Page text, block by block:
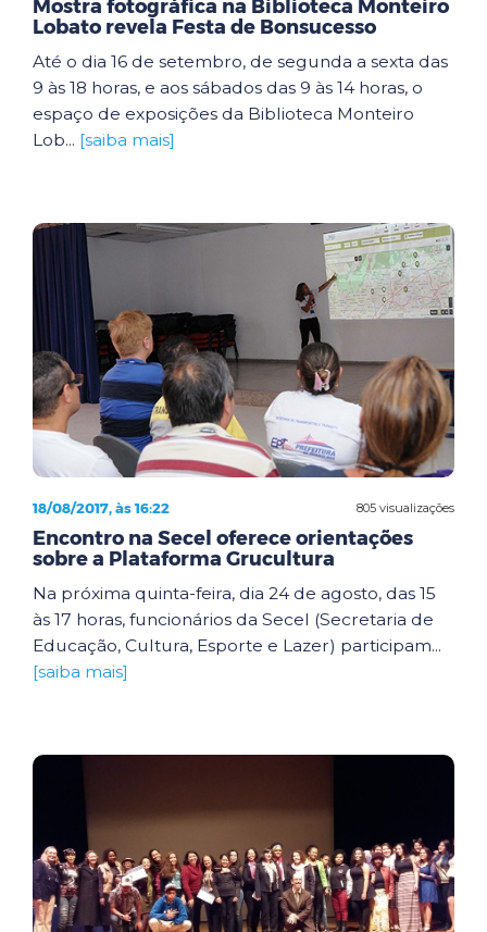
Mostra fotográfica na Biblioteca Monteiro
Lobato revela Festa de Bonsucesso
Até o dia 16 de setembro, de segunda a sexta das
9 às 18 horas, e aos sábados das 9 às 14 horas, o
espaço de exposições da Biblioteca Monteiro
Lob... [saiba mais]
805 visualizações
18/08/2017, às 16:22
Encontro na Secel oferece orientações
sobre a Plataforma Grucultura
Na próxima quinta-feira, dia 24 de agosto, das 15
às 17 horas, funcionários da Secel (Secretaria de
Educação, Cultura, Esporte e Lazer) participam...
[saiba mais]